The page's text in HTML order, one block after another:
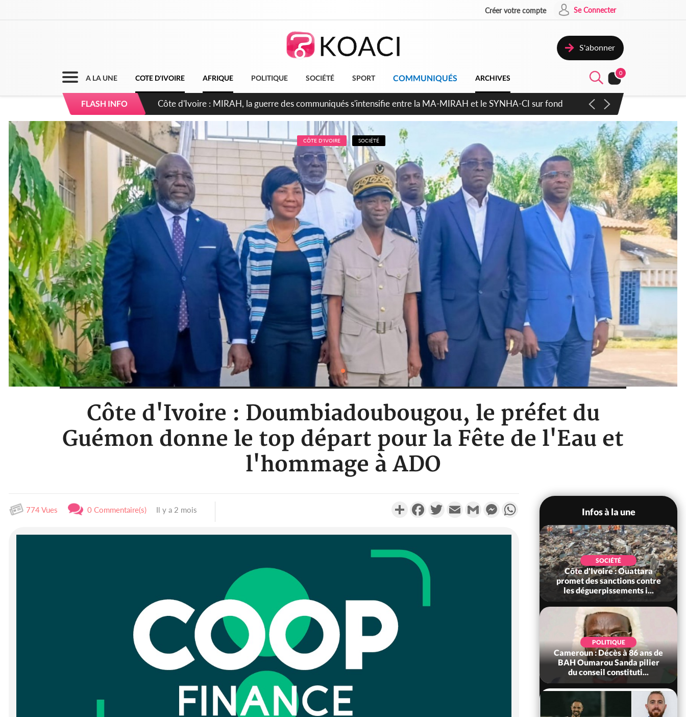
Créer votre compte Se Connecter
S'abonner
A LA UNE COTE D'IVOIRE AFRIQUE POLITIQUE SOCIÉTÉ SPORT COMMUNIQUÉS ARCHIVES
0
FLASH INFO Côte d'Ivoire : Indépendance 2026, Thiam plaide pour un environnement démocratique plus apaisé
CÔTE D'IVOIRE SOCIÉTÉ
Côte d'Ivoire : Doumbiadoubougou, le préfet du
Guémon donne le top départ pour la Fête de l'Eau et
l'hommage à ADO
774 Vues 0 Commentaire(s) Il y a 2 mois PartagerFacebookTwitterEmail Gmail MessengerWhatsApp
Infos à la une
Côte d'Ivoire : Après le pari
réussi du 66e anniversaire,
SOCIÉTÉ
Côte d'Ivoire : Ouattara
promet des sanctions contre
les déguerpissements i...
POLITIQUE
Cameroun : Décès à 86 ans de
BAH Oumarou Sanda pilier
du conseil constituti...